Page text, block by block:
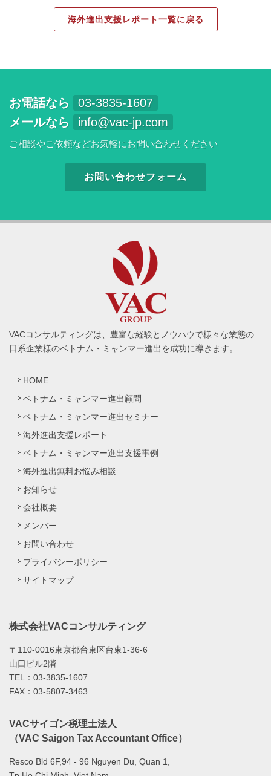
海外進出支援レポート一覧に戻る
お電話なら
03-3835-1607
メールなら
info@vac-jp.com
ご相談やご依頼などお気軽にお問い合わせください
お問い合わせフォーム
VACコンサルティングは、豊富な経験とノウハウで様々な業態の
日系企業様のベトナム・ミャンマー進出を成功に導きます。
HOME
ベトナム・ミャンマー進出顧問
ベトナム・ミャンマー進出セミナー
海外進出支援レポート
ベトナム・ミャンマー進出支援事例
海外進出無料お悩み相談
お知らせ
会社概要
メンバー
お問い合わせ
プライバシーポリシー
サイトマップ
株式会社VACコンサルティング
〒110-0016東京都台東区台東1-36-6
山口ビル2階
TEL：03-3835-1607
FAX：03-5807-3463
VACサイゴン税理士法人
（VAC Saigon Tax Accountant Office）
Resco Bld 6F,94 - 96 Nguyen Du, Quan 1,